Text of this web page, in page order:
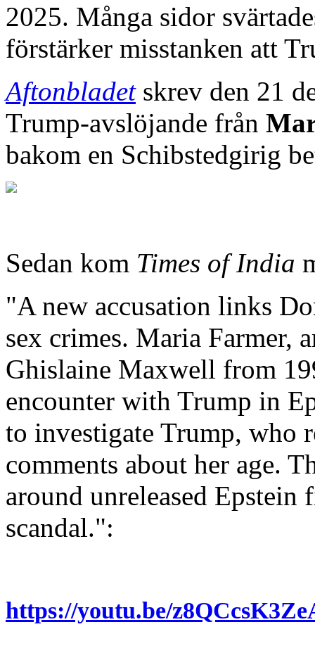
2025. Många sidor
förstärker misstanken att
Aftonbladetskrev den 21
Trump-avslöjande från
bakom en Schibstedgirig
Sedan kom Times of India
"A new accusation links
sex crimes. Maria Farmer,
Ghislaine Maxwell from
encounter with Trump in
to investigate Trump, who
comments about her age.
around unreleased
scandal.":
https://youtu.be/